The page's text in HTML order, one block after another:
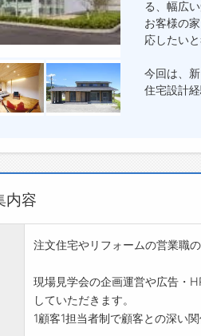
る、幅広い
お客様の
応したい
今回は、
住宅設計
内容
注文住宅やリフォームの営業職
現場見学会の企画運営や広告・
していただきます。
1顧客1担当者制で顧客との深い